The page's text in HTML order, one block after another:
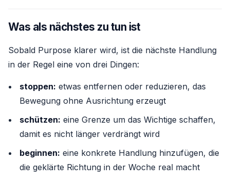
Was als nächstes zu tun ist
Sobald Purpose klarer wird, ist die nächste Handlung
in der Regel eine von drei Dingen:
stoppen: etwas entfernen oder reduzieren, das
Bewegung ohne Ausrichtung erzeugt
schützen: eine Grenze um das Wichtige schaffen,
damit es nicht länger verdrängt wird
beginnen: eine konkrete Handlung hinzufügen, die
die geklärte Richtung in der Woche real macht